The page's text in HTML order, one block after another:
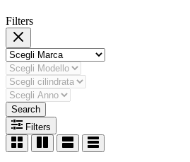
Filters
Search
Filters